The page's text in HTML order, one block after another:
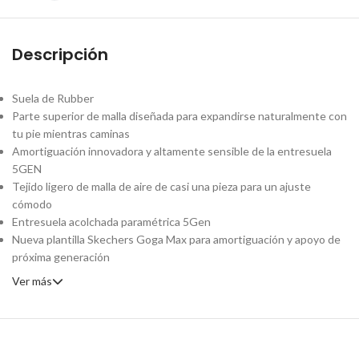
Descripción
Suela de Rubber
Parte superior de malla diseñada para expandirse naturalmente con
tu pie mientras caminas
Amortiguación innovadora y altamente sensible de la entresuela
5GEN
Tejido ligero de malla de aire de casi una pieza para un ajuste
cómodo
Entresuela acolchada paramétrica 5Gen
Nueva plantilla Skechers Goga Max para amortiguación y apoyo de
próxima generación
Ver más